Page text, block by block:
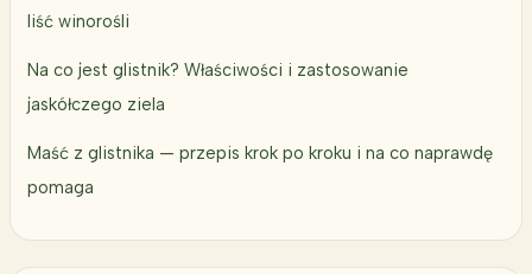
liść winorośli
Na co jest glistnik? Właściwości i zastosowanie
jaskółczego ziela
Maść z glistnika — przepis krok po kroku i na co naprawdę
pomaga